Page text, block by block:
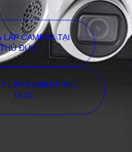
LẮP CAMERA TẠI
THỦ ĐỨC
LẮP CAMERA THỦ
ĐỨC